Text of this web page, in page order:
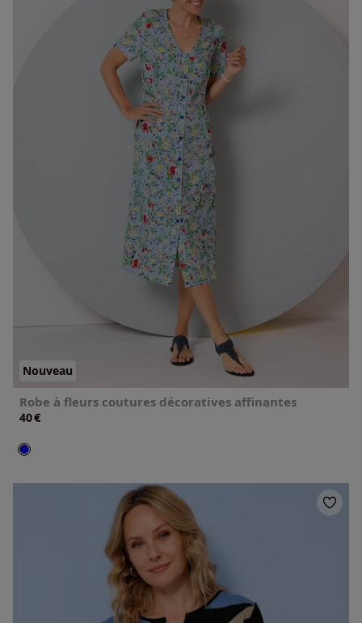
Nouveau
Robe à fleurs coutures décoratives affinantes
40€